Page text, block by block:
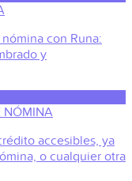
con Runa:
y
NÓMINA
accesibles, ya
o cualquier otra